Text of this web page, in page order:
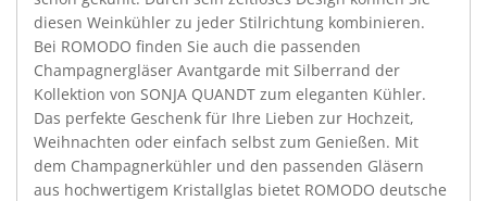
diesen Weinkühler zu jeder Stilrichtung kombinieren.
Bei ROMODO finden Sie auch die passenden
Champagnergläser Avantgarde mit Silberrand der
Kollektion von SONJA QUANDT zum eleganten Kühler.
Das perfekte Geschenk für Ihre Lieben zur Hochzeit,
Weihnachten oder einfach selbst zum Genießen. Mit
dem Champagnerkühler und den passenden Gläsern
aus hochwertigem Kristallglas bietet ROMODO deutsche